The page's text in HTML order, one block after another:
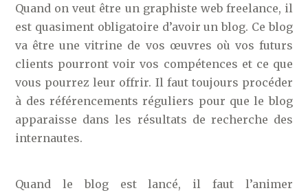
Quand on veut être un graphiste web freelance, il
est quasiment obligatoire d’avoir un blog. Ce blog
va être une vitrine de vos œuvres où vos futurs
clients pourront voir vos compétences et ce que
vous pourrez leur offrir. Il faut toujours procéder
à des référencements réguliers pour que le blog
apparaisse dans les résultats de recherche des
internautes.
Quand le blog est lancé, il faut l’animer